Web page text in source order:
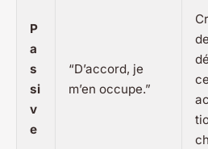
P
a
s
si
v
e
“D’accord, je
m’en occupe.”
de